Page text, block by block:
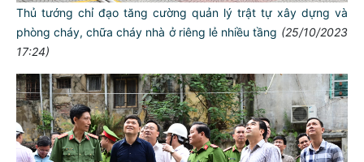
Thủ tướng chỉ đạo tăng cường quản lý trật tự xây dựng và
phòng cháy, chữa cháy nhà ở riêng lẻ nhiều tầng (25/10/2023
17:24)